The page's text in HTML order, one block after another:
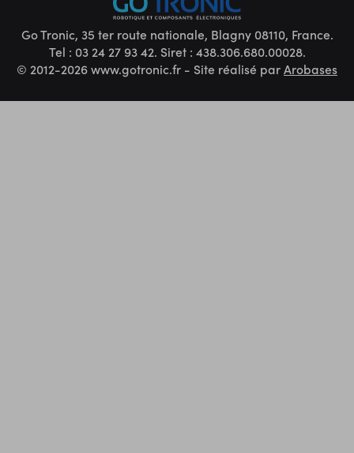
Go Tronic, 35 ter route nationale, Blagny 08110, France.
Tel : 03 24 27 93 42. Siret : 438.306.680.00028.
© 2012-2026 www.gotronic.fr - Site réalisé parArobases